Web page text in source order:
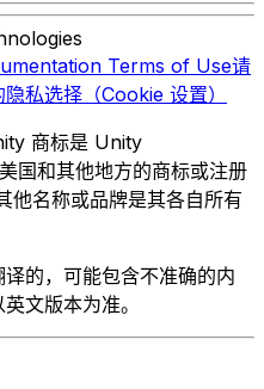
Terms of Use请
隐私选择（Cookie 设置）
商标是 Unity
国和其他地方的商标或注册
他名称或品牌是其各自所有
的，可能包含不准确的内
文版本为准。